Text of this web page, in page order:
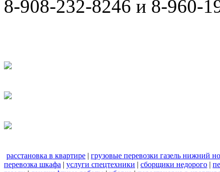
8-908-232-8246 и 8-960-
расстановка в квартире | грузовые перевозки газель нижний
перевозка шкафа | услуги спецтехники | сборщики недорого |